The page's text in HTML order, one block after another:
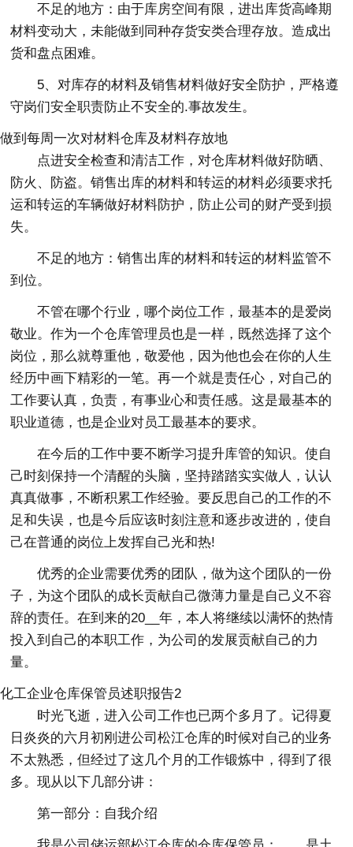
不足的地方：由于库房空间有限，进出库货高峰期
材料变动大，未能做到同种存货安类合理存放。造成出
货和盘点困难。
5、对库存的材料及销售材料做好安全防护，严格遵
守岗们安全职责防止不安全的.事故发生。
做到每周一次对材料仓库及材料存放地
点进安全检查和清洁工作，对仓库材料做好防晒、
防火、防盗。销售出库的材料和转运的材料必须要求托
运和转运的车辆做好材料防护，防止公司的财产受到损
失。
不足的地方：销售出库的材料和转运的材料监管不
到位。
不管在哪个行业，哪个岗位工作，最基本的是爱岗
敬业。作为一个仓库管理员也是一样，既然选择了这个
岗位，那么就尊重他，敬爱他，因为他也会在你的人生
经历中画下精彩的一笔。再一个就是责任心，对自己的
工作要认真，负责，有事业心和责任感。这是最基本的
职业道德，也是企业对员工最基本的要求。
在今后的工作中要不断学习提升库管的知识。使自
己时刻保持一个清醒的头脑，坚持踏踏实实做人，认认
真真做事，不断积累工作经验。要反思自己的工作的不
足和失误，也是今后应该时刻注意和逐步改进的，使自
己在普通的岗位上发挥自己光和热!
优秀的企业需要优秀的团队，做为这个团队的一份
子，为这个团队的成长贡献自己微薄力量是自己义不容
辞的责任。在到来的20__年，本人将继续以满怀的热情
投入到自己的本职工作，为公司的发展贡献自己的力
量。
化工企业仓库保管员述职报告2
时光飞逝，进入公司工作也已两个多月了。记得夏
日炎炎的六月初刚进公司松江仓库的时候对自己的业务
不太熟悉，但经过了这几个月的工作锻炼中，得到了很
多。现从以下几部分讲：
第一部分：自我介绍